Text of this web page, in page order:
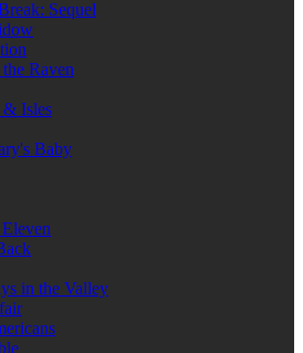
Sequel
Raven
Isles
Baby
in the Valley